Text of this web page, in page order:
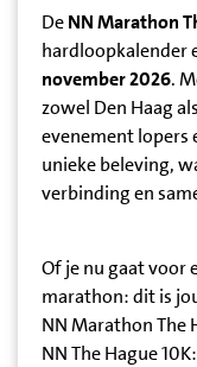
DeNN Marathon
hardloopkalender
november 2026.
zowel Den Haag
evenement lopers
unieke beleving,
verbinding en
Of je nu gaat voor
marathon: dit is
NN Marathon The
NN The Hague